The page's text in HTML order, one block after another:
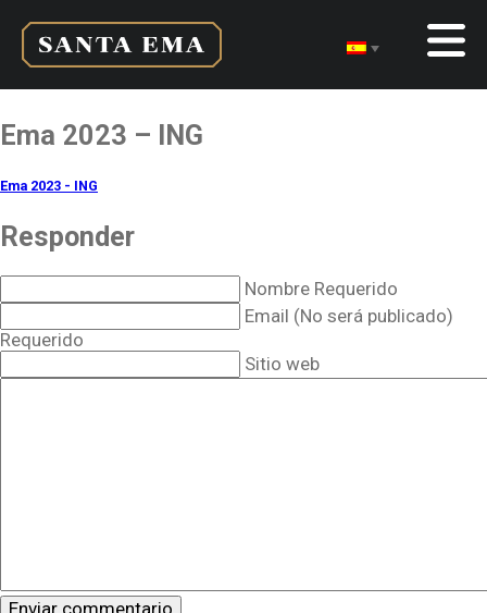
Ema 2023 – ING
Ema 2023 - ING
Responder
Nombre Requerido
Email (No será publicado)
Requerido
Sitio web